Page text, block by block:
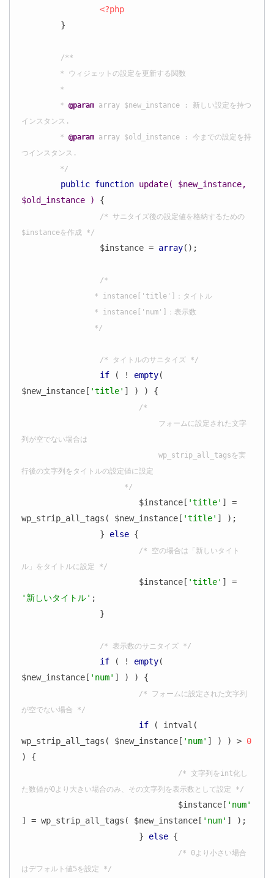
<?php
/**
	 *
@param array $new_instance : 新しい設定を持つ
インスタンス.
	 *
@param array $old_instance : 今までの設定を持
つインスタンス.
	 */
public function update( $new_instance,
$old_instance )
{
/* サニタイズ後の設定値を格納するための
$instanceを作成 */
		$instance =
array();
/*
		 */
/* タイトルのサニタイズ */
if ( ! empty(
$new_instance[ 'title' ] ) ) {
/*
列が空でない場合は
行後の文字列をタイトルの設定値に設定
			*/
			$instance[
'title' ] =
wp_strip_all_tags( $new_instance[ 'title' ] );
		}
else {
/* 空の場合は「新しいタイト
ル」をタイトルに設定 */
			$instance[
'title'
] =
'新しいタイトル' ;
/* 表示数のサニタイズ */
if ( ! empty(
$new_instance[ 'num' ] ) ) {
/* フォームに設定された文字列
が空でない場合 */
if ( intval(
wp_strip_all_tags( $new_instance[ 'num' ] ) ) > 0
) {
/* 文字列をint化し
た数値が0より大きい場合のみ、その文字列を表示数として設定 */
				$instance[
'num'
] = wp_strip_all_tags( $new_instance[ 'num' ] );
			}
else {
/* 0より小さい場合
はデフォルト値5を設定 */